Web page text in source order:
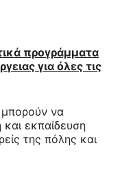
προγράμματα
για όλες τις
μπορούν να
εκπαίδευση
της πόλης και